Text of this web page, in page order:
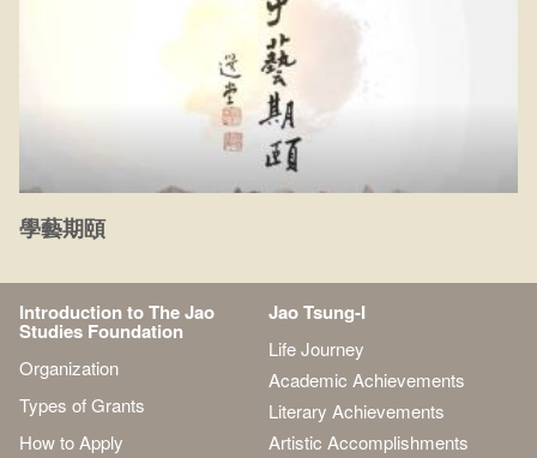
學藝期頤
Introduction to The Jao
Studies Foundation
Organization
Types of Grants
How to Apply
Jao Tsung-I
Life Journey
Academic Achievements
Literary Achievements
Artistic Accomplishments